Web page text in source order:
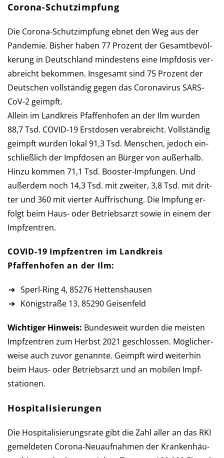
Corona-Schutzimpfung
Die Corona-Schutzimpfung ebnet den Weg aus der
Pan­de­mie. Bis­her haben 77 Pro­zent der Ge­samt­be­völ­
ke­rung in Deutsch­land min­des­tens eine Impf­dosis ver­
ab­reicht be­kommen. Ins­ge­samt sind 75 Pro­zent der
Deutschen voll­stän­dig gegen das Corona­virus SARS-
CoV-2 geimpft.
Allein im Landkreis Pfaffenhofen an der Ilm wur­den
88,7 Tsd. COVID-19 Erst­dosen verabreicht. Voll­stän­dig
ge­impft wurden lokal 91,3 Tsd. Men­schen, je­doch ein­
schließ­lich der Impf­do­sen an Bür­ger von außerhalb.
Hinzu kommen 71,1 Tsd. Booster-Impfungen. Und
außer­dem noch 14,3 Tsd. mit zwei­ter, 3,8 Tsd. mit drit­
ter und 360 mit vier­ter Auf­frischung. Die Imp­fung er­
folgt beim Haus- oder Betriebs­arzt so­wie in einem der
Impfzentren.
COVID-19 Impfzentren im Landkreis
Pfaffenhofen an der Ilm:
Sperl-Ring 4, 85276 Hettenshausen
Königstraße 13, 85290 Geisenfeld
Wichtiger Hinweis: Bundesweit wurden die meisten
Impf­zen­tren zum Herbst 2021 ge­schlos­sen. Mög­licher­
weise auch zu­vor ge­nannte. Ge­impft wird weiter­hin
beim Haus- oder Betriebs­arzt und an mobilen Impf­
stationen.
Hospitalisierungen
Die Hospitalisierungsrate gibt die Zahl aller an das RKI
ge­mel­de­ten Corona-Neu­auf­nah­men der Kran­ken­häu­